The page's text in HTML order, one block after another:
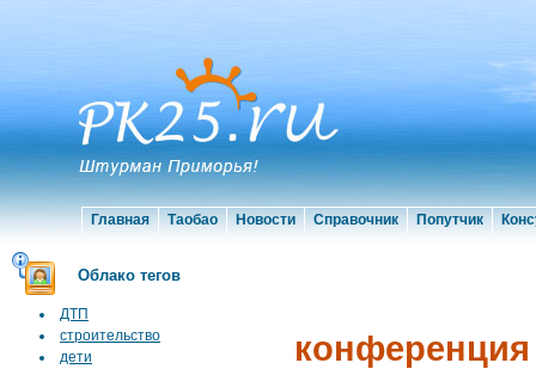
Главная Таобао Новости Справочник Попутчик
Облако тегов
ДТП
строительство
дети
конференция